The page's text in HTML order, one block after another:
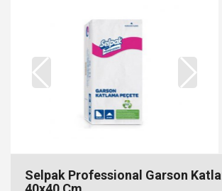
Selpak Professional Garson